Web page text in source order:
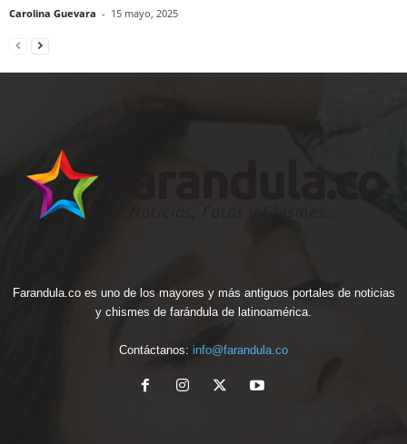
Carolina Guevara - 15 mayo, 2025
Farandula.co es uno de los mayores y más antiguos portales de noticias
y chismes de farándula de latinoamérica.
Contáctanos: info@farandula.co